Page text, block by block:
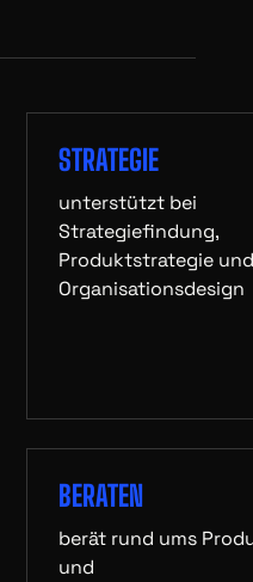
STRATEGIE
unterstützt bei
Strategiefindung,
Produktstrategie und
Organisationsdesign
BERATEN
berät rund ums
und